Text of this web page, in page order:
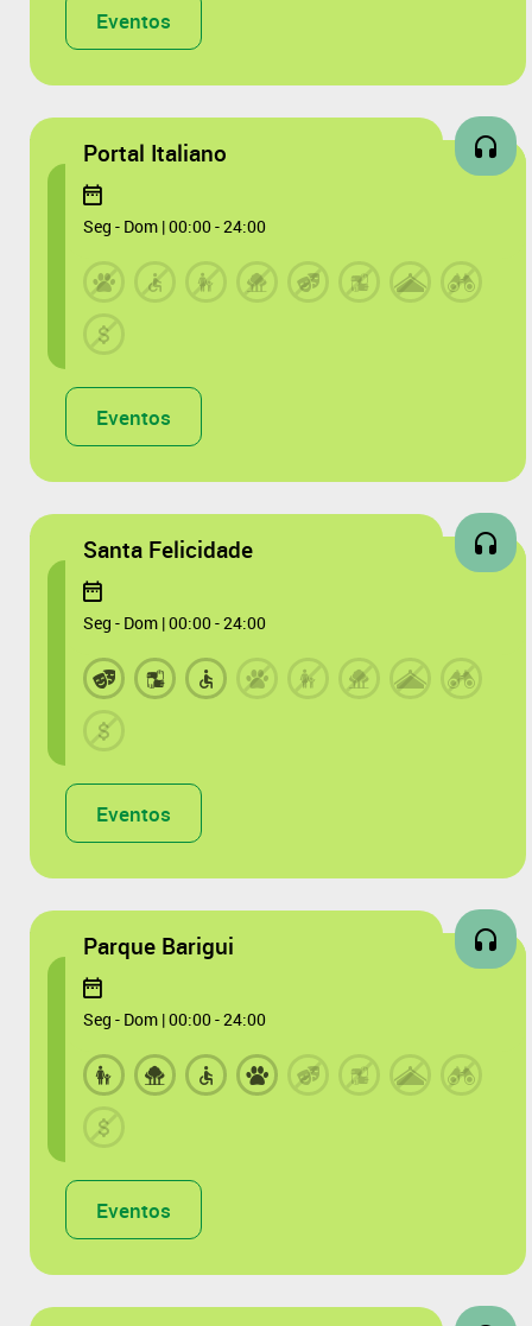
Eventos
Portal Italiano
Seg - Dom | 00:00 - 24:00
Eventos
Santa Felicidade
Seg - Dom | 00:00 - 24:00
Eventos
Parque Barigui
Seg - Dom | 00:00 - 24:00
Eventos